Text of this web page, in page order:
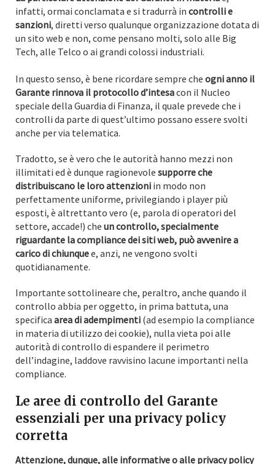
infatti, ormai conclamata e si tradurrà in controlli e
sanzioni, diretti verso qualunque organizzazione dotata di
un sito web e non, come pensano molti, solo alle Big
Tech, alle Telco o ai grandi colossi industriali.
In questo senso, è bene ricordare sempre che ogni anno il
Garante rinnova il protocollo d’intesacon il Nucleo
speciale della Guardia di Finanza, il quale prevede che i
controlli da parte di quest’ultimo possano essere svolti
anche per via telematica.
Tradotto, se è vero che le autorità hanno mezzi non
illimitati ed è dunque ragionevole supporre che
distribuiscano le loro attenzioni in modo non
perfettamente uniforme, privilegiando i player più
esposti, è altrettanto vero (e, parola di operatori del
settore, accade!) che un controllo, specialmente
riguardante la compliance dei siti web, può avvenire a
carico di chiunquee, anzi, ne vengono svolti
quotidianamente.
Importante sottolineare che, peraltro, anche quando il
controllo abbia per oggetto, in prima battuta, una
specifica area di adempimenti (ad esempio la compliance
in materia di utilizzo dei cookie), nulla vieta poi alle
autorità di controllo di espandere il perimetro
dell’indagine, laddove ravvisino lacune importanti nella
compliance.
Le aree di controllo del Garante
essenziali per una privacy policy
corretta
Attenzione, dunque, alle informative o alle privacy policy